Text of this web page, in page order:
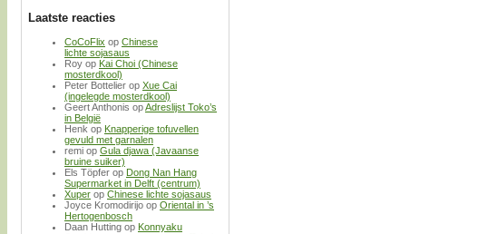
Laatste reacties
CoCoFlix op Chinese
lichte sojasaus
Roy op Kai Choi (Chinese
mosterdkool)
Peter Bottelier op Xue Cai
(ingelegde mosterdkool)
Geert Anthonis opAdreslijst Toko’s
in België
Henk op Knapperige tofuvellen
gevuld met garnalen
remi op Gula djawa (Javaanse
bruine suiker)
Els Töpfer op Dong Nan Hang
Supermarket in Delft (centrum)
Xuper op Chinese lichte sojasaus
Joyce Kromodirijo op Oriental in ’s
Hertogenbosch
Daan Hutting op Konnyaku